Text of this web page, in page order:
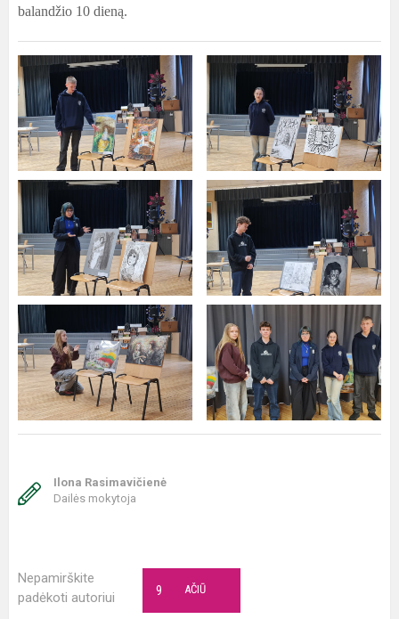
balandžio 10 dieną.
Ilona Rasimavičienė
Dailės mokytoja
Nepamirškite
padėkoti autoriui
AČIŪ
9